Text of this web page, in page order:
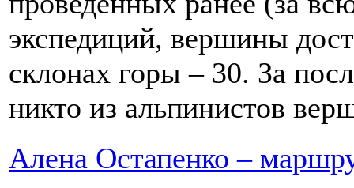
экспедиций, вершины
склонах горы – 30. За
никто из альпинистов
Алена Остапенко –